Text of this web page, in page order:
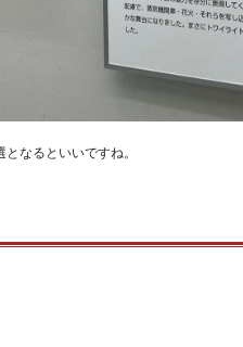
なるといいですね。